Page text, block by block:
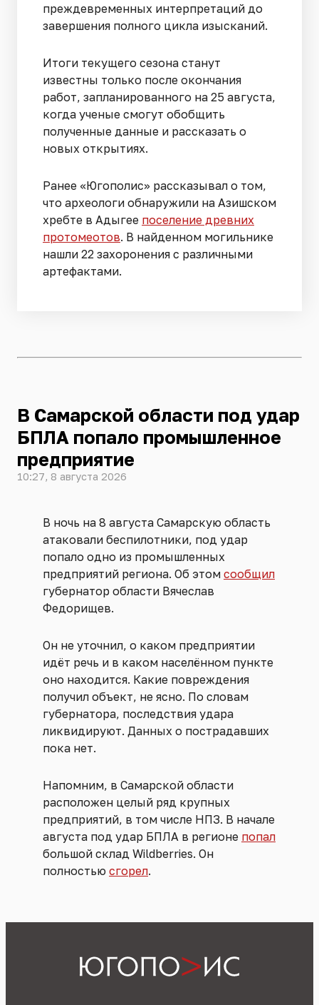
преждевременных интерпретаций до
завершения полного цикла изысканий.
Итоги текущего сезона станут
известны только после окончания
работ, запланированного на 25 августа,
когда ученые смогут обобщить
полученные данные и рассказать о
новых открытиях.
Ранее «Югополис» рассказывал о том,
что археологи обнаружили на Азишском
хребте в Адыгее поселение древних
протомеотов. В найденном могильнике
нашли 22 захоронения с различными
артефактами.
В Самарской области под удар
БПЛА попало промышленное
предприятие
10:27, 8 августа 2026
В ночь на 8 августа Самарскую область
атаковали беспилотники, под удар
попало одно из промышленных
предприятий региона. Об этом сообщил
губернатор области Вячеслав
Федорищев.
Он не уточнил, о каком предприятии
идёт речь и в каком населённом пункте
оно находится. Какие повреждения
получил объект, не ясно. По словам
губернатора, последствия удара
ликвидируют. Данных о пострадавших
пока нет.
Напомним, в Самарской области
расположен целый ряд крупных
предприятий, в том числе НПЗ. В начале
августа под удар БПЛА в регионе попал
большой склад Wildberries. Он
полностью сгорел.